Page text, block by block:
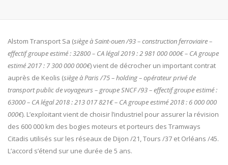
Alstom Transport Sa (siège à Saint-ouen /93 – construction ferroviaire –
effectif groupe estimé : 32800 – CA légal 2019 : 2 981 000 000€ – CA groupe
estimé 2017 : 7 300 000 000€) vient de décrocher un important contrat
auprès de Keolis (siège à Paris /75 – holding – opérateur privé de
transport public de voyageurs – groupe SNCF /93 – effectif groupe estimé :
63000 – CA légal 2018 : 213 017 821€ – CA groupe estimé 2018 : 6 000 000
000€). L’exploitant vient de choisir l’industriel pour assurer la révision
des 600 000 km des bogies moteurs et porteurs des Tramways
Citadis utilisés sur les réseaux de Dijon /21, Tours /37 et Orléans /45.
L’accord s’étend sur une durée de 5 ans.